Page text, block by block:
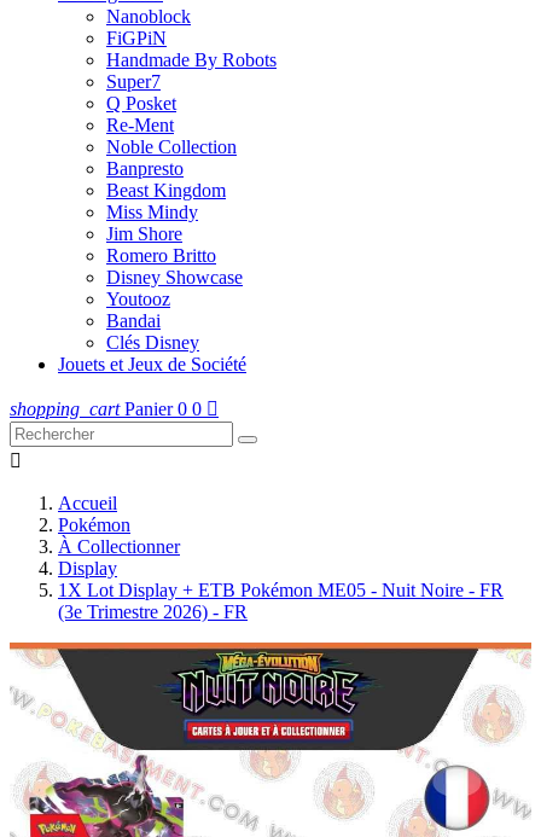
Nanoblock
FiGPiN
Handmade By Robots
Super7
Q Posket
Re-Ment
Noble Collection
Banpresto
Beast Kingdom
Miss Mindy
Jim Shore
Romero Britto
Disney Showcase
Youtooz
Bandai
Clés Disney
Jouets et Jeux de Société
shopping_cart Panier 0 0 

Accueil
Pokémon
À Collectionner
Display
1X Lot Display + ETB Pokémon ME05 - Nuit Noire - FR
(3e Trimestre 2026) - FR